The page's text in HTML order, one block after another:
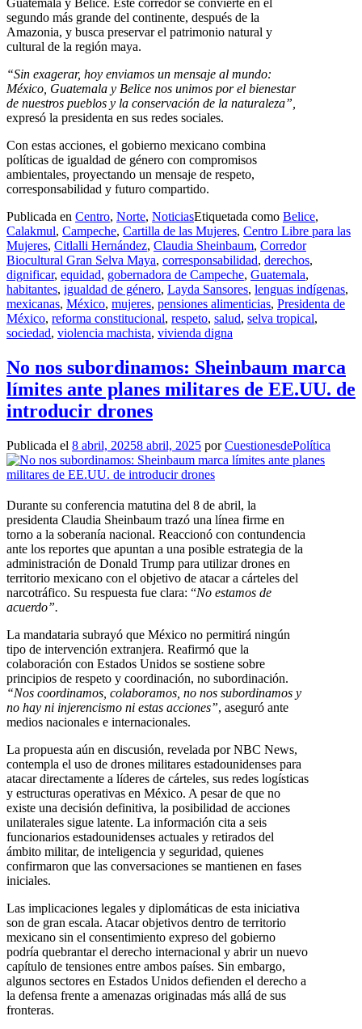
Guatemala y Belice. Este corredor se convierte en el
segundo más grande del continente, después de la
Amazonia, y busca preservar el patrimonio natural y
cultural de la región maya.
“Sin exagerar, hoy enviamos un mensaje al mundo:
México, Guatemala y Belice nos unimos por el bienestar
de nuestros pueblos y la conservación de la naturaleza”,
expresó la presidenta en sus redes sociales.
Con estas acciones, el gobierno mexicano combina
políticas de igualdad de género con compromisos
ambientales, proyectando un mensaje de respeto,
corresponsabilidad y futuro compartido.
Publicada en Centro, Norte, NoticiasEtiquetada como Belice,
Calakmul, Campeche, Cartilla de las Mujeres, Centro Libre para las
Mujeres, Citlalli Hernández, Claudia Sheinbaum, Corredor
Biocultural Gran Selva Maya, corresponsabilidad, derechos,
dignificar, equidad, gobernadora de Campeche, Guatemala,
habitantes, igualdad de género, Layda Sansores, lenguas indígenas,
mexicanas, México, mujeres, pensiones alimenticias, Presidenta de
México, reforma constitucional, respeto, salud, selva tropical,
sociedad, violencia machista, vivienda digna
No nos subordinamos: Sheinbaum marca
límites ante planes militares de EE.UU. de
introducir drones
Publicada el 8 abril, 20258 abril, 2025 porCuestionesdePolítica
Durante su conferencia matutina del 8 de abril, la
presidenta Claudia Sheinbaum trazó una línea firme en
torno a la soberanía nacional. Reaccionó con contundencia
ante los reportes que apuntan a una posible estrategia de la
administración de Donald Trump para utilizar drones en
territorio mexicano con el objetivo de atacar a cárteles del
narcotráfico. Su respuesta fue clara: “No estamos de
acuerdo”.
La mandataria subrayó que México no permitirá ningún
tipo de intervención extranjera. Reafirmó que la
colaboración con Estados Unidos se sostiene sobre
principios de respeto y coordinación, no subordinación.
“Nos coordinamos, colaboramos, no nos subordinamos y
no hay ni injerencismo ni estas acciones”, aseguró ante
medios nacionales e internacionales.
La propuesta aún en discusión, revelada por NBC News,
contempla el uso de drones militares estadounidenses para
atacar directamente a líderes de cárteles, sus redes logísticas
y estructuras operativas en México. A pesar de que no
existe una decisión definitiva, la posibilidad de acciones
unilaterales sigue latente. La información cita a seis
funcionarios estadounidenses actuales y retirados del
ámbito militar, de inteligencia y seguridad, quienes
confirmaron que las conversaciones se mantienen en fases
iniciales.
Las implicaciones legales y diplomáticas de esta iniciativa
son de gran escala. Atacar objetivos dentro de territorio
mexicano sin el consentimiento expreso del gobierno
podría quebrantar el derecho internacional y abrir un nuevo
capítulo de tensiones entre ambos países. Sin embargo,
algunos sectores en Estados Unidos defienden el derecho a
la defensa frente a amenazas originadas más allá de sus
fronteras.